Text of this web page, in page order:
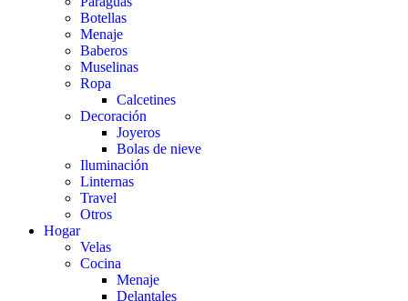
Botellas
Menaje
Baberos
Muselinas
Ropa
Calcetines
Decoración
Joyeros
Bolas de nieve
Iluminación
Linternas
Travel
Otros
Hogar
Velas
Cocina
Menaje
Delantales